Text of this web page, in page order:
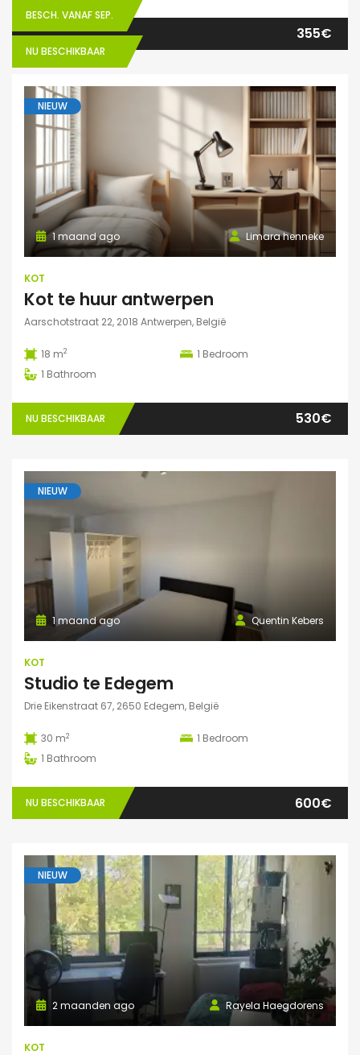
BESCH. VANAF SEP.
NU BESCHIKBAAR
355€
NIEUW
Limara henneke
1 maand ago
KOT
Kot te huur antwerpen
Aarschotstraat 22, 2018 Antwerpen, België
18 m2 1 Bedroom
1 Bathroom
NU BESCHIKBAAR 530€
NIEUW
Quentin Kebers
1 maand ago
KOT
Studio te Edegem
Drie Eikenstraat 67, 2650 Edegem, België
30 m2 1 Bedroom
1 Bathroom
NU BESCHIKBAAR 600€
NIEUW
Rayela Haegdorens
2 maanden ago
KOT